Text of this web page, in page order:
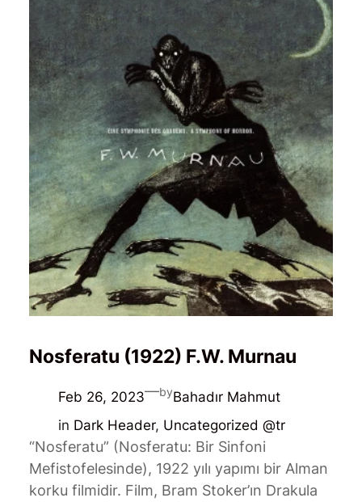
Nosferatu (1922) F.W. Murnau
Feb 26, 2023—byBahadır Mahmut
in Dark Header, Uncategorized @tr
“Nosferatu” (Nosferatu: Bir Sinfoni
Mefistofelesinde), 1922 yılı yapımı bir Alman
korku filmidir. Film, Bram Stoker’ın Drakula